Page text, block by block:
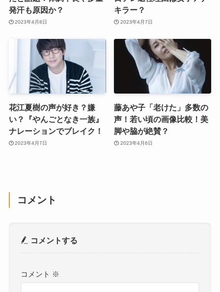
発汗も原因か？
2023年4月8日
キラー？
2023年4月7日
花江夏樹の声が好き？嫌
い？『やんごとなき一族』
ナレーションでブレイク！
2023年4月7日
藤あや子「老けた」多数の
声！若い頃の画像比較！美
脚や脇が絶賛？
2023年4月6日
コメント
コメントする
コメント ※